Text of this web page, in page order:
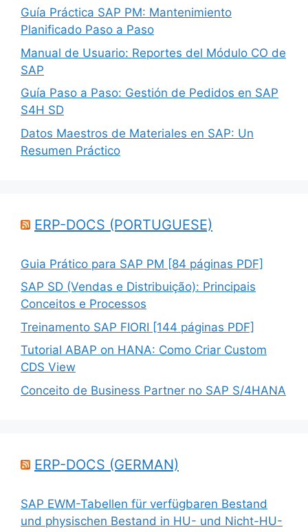
Guía Práctica SAP PM: Mantenimiento
Planificado Paso a Paso
Manual de Usuario: Reportes del Módulo CO de
SAP
Guía Paso a Paso: Gestión de Pedidos en SAP
S4H SD
Datos Maestros de Materiales en SAP: Un
Resumen Práctico
ERP-DOCS (PORTUGUESE)
Guia Prático para SAP PM [84 páginas PDF]
SAP SD (Vendas e Distribuição): Principais
Conceitos e Processos
Treinamento SAP FIORI [144 páginas PDF]
Tutorial ABAP on HANA: Como Criar Custom
CDS View
Conceito de Business Partner no SAP S/4HANA
ERP-DOCS (GERMAN)
SAP EWM-Tabellen für verfügbaren Bestand
und physischen Bestand in HU- und Nicht-HU-